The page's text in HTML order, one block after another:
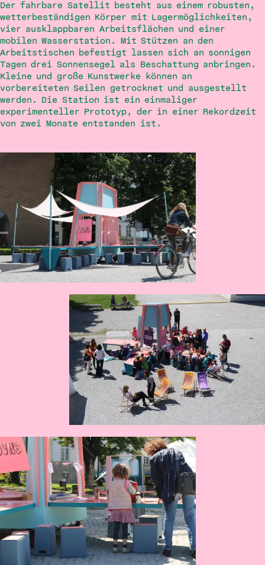
2022 Lernende Körper
GED(A/E)NKEN
Zeitschwellen
Schulwelt, wie sie mir gefällt
Wie sieht Glück aus?
Grünes Labor Unterwegs
2020 1,2,3 Hoch!
Der fahrbare Satellit besteht aus einem robusten,
wetterbeständigen Körper mit Lagermöglichkeiten,
vier ausklappbaren Arbeitsflächen und einer
mobilen Wasserstation. Mit Stützen an den
Arbeitstischen befestigt lassen sich an sonnigen
Tagen drei Sonnensegel als Beschattung anbringen.
Kleine und große Kunstwerke können an
vorbereiteten Seilen getrocknet und ausgestellt
werden. Die Station ist ein einmaliger
experimenteller Prototyp, der in einer Rekordzeit
von zwei Monate entstanden ist.